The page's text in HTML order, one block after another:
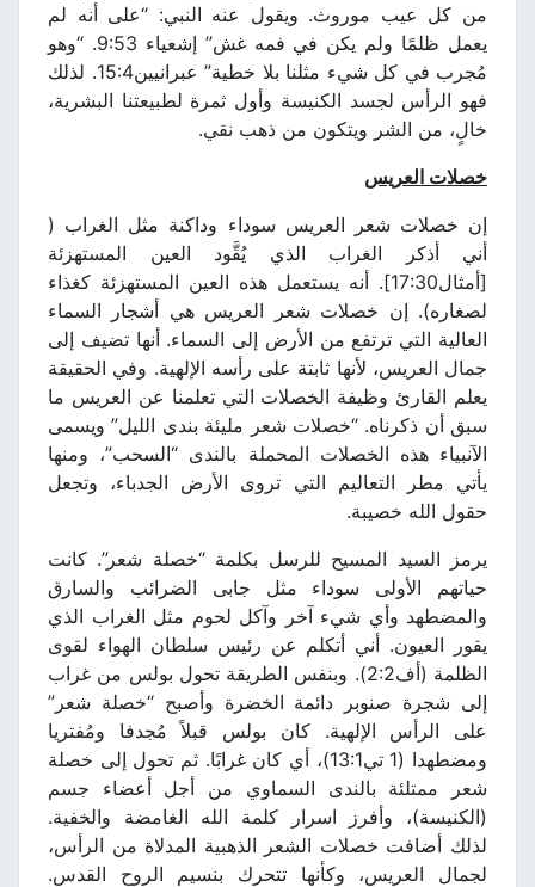
من كل عيب موروث. ويقول عنه النبي: “على أنه لم
يعمل ظلمًا ولم يكن في فمه غش” إشعياء 9:53. “وهو
مُجرب في كل شيء مثلنا بلا خطية” عبرانيين15:4. لذلك
فهو الرأس لجسد الكنيسة وأول ثمرة لطبيعتنا البشرية،
خالٍ، من الشر ويتكون من ذهب نقي.
خصلات العريس
إن خصلات شعر العريس سوداء وداكنة مثل الغراب (
أني أذكر الغراب الذي يُقَّود العين المستهزئة
[أمثال17:30]. أنه يستعمل هذه العين المستهزئة كغذاء
لصغاره). إن خصلات شعر العريس هي أشجار السماء
العالية التي ترتفع من الأرض إلى السماء. أنها تضيف إلى
جمال العريس، لأنها ثابتة على رأسه الإلهية. وفي الحقيقة
يعلم القارئ وظيفة الخصلات التي تعلمنا عن العريس ما
سبق أن ذكرناه. “خصلات شعر مليئة بندى الليل” ويسمى
الآنبياء هذه الخصلات المحملة بالندى “السحب”، ومنها
يأتي مطر التعاليم التي تروى الأرض الجدباء، وتجعل
حقول الله خصيبة.
يرمز السيد المسيح للرسل بكلمة “خصلة شعر”. كانت
حياتهم الأولى سوداء مثل جابى الضرائب والسارق
والمضطهد وأي شيء آخر وآكل لحوم مثل الغراب الذي
يقور العيون. أني أتكلم عن رئيس سلطان الهواء لقوى
الظلمة (أف2:2). وبنفس الطريقة تحول بولس من غراب
إلى شجرة صنوبر دائمة الخضرة وأصبح “خصلة شعر”
على الرأس الإلهية. كان بولس قبلاً مُجدفا ومُفتريا
ومضطهدا (1 تي13:1)، أي كان غرابًا. ثم تحول إلى خصلة
شعر ممتلئة بالندى السماوي من أجل أعضاء جسم
(الكنيسة)، وأفرز اسرار كلمة الله الغامضة والخفية.
لذلك أضافت خصلات الشعر الذهبية المدلاة من الرأس،
لجمال العريس، وكأنها تتحرك بنسيم الروح القدس.